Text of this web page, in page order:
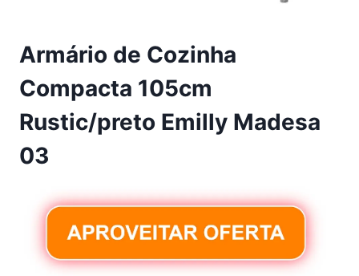
Armário de Cozinha
Compacta 105cm
Rustic/preto Emilly Madesa
03